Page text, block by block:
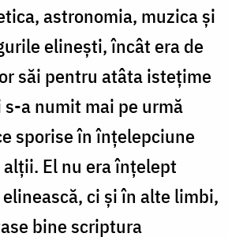
astronomia, muzica și
elinești, încât era de
săi pentru atâta istețime
a numit mai pe urmă
sporise în înțelepciune
El nu era înțelept
ci și în alte limbi,
bine scriptura